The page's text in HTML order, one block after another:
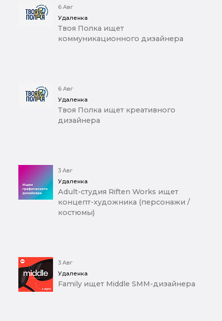
6 Авг
Удаленка
Твоя Полка ищет
коммуникационного дизайнера
6 Авг
Удаленка
Твоя Полка ищет креативного
дизайнера
3 Авг
Удаленка
Adult-студия Riften Works ищет
концепт-художника (персонажи /
костюмы)
3 Авг
Удаленка
Family ищет Middle SMM-дизайнера